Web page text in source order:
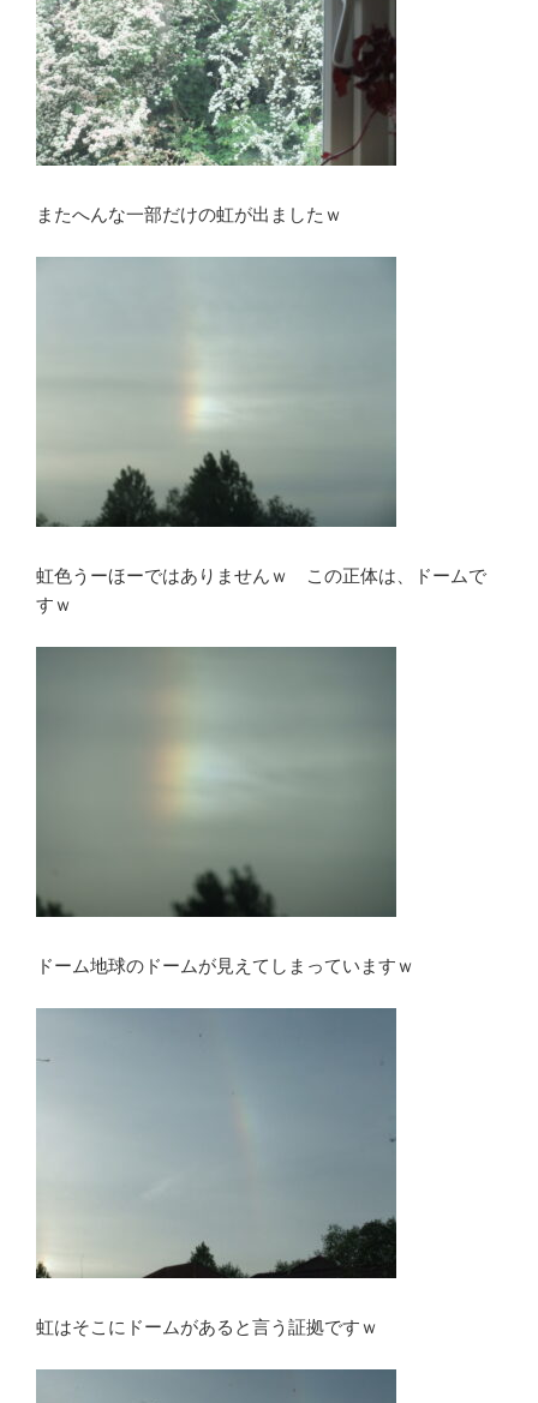
またへんな一部だけの虹が出ましたｗ
虹色うーほーではありませんｗ この正体は、ドームで
すｗ
ドーム地球のドームが見えてしまっていますｗ
虹はそこにドームがあると言う証拠ですｗ